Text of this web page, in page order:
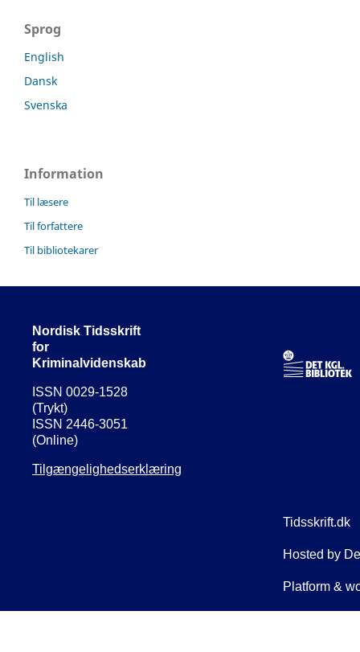
Sprog
English
Dansk
Svenska
Information
Til læsere
Til forfattere
Til bibliotekarer
Nordisk Tidsskrift
for
Kriminalvidenskab
ISSN 0029-1528
(Trykt)
ISSN 2446-3051
(Online)
Tilgængelighedserklæring